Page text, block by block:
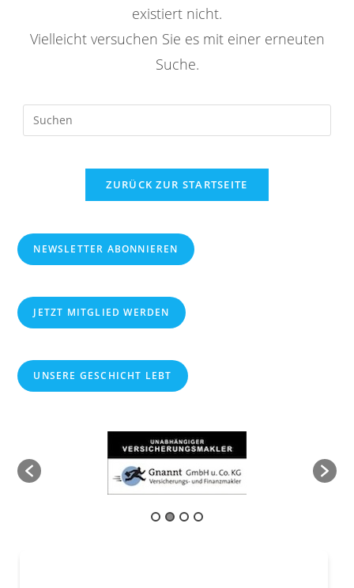
existiert nicht.
Vielleicht versuchen Sie es mit einer erneuten
Suche.
ZURÜCK ZUR STARTSEITE
NEWSLETTER ABONNIEREN
JETZT MITGLIED WERDEN
UNSERE GESCHICHT LEBT